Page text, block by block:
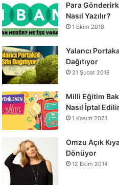
Para
Nasıl Yazılır?
1 Ekim 2018
Yalancı
Dağıtıyor
21 Şubat 2018
Milli Eğitim
Nasıl İptal
1 Kasım 2021
Omzu Açık
Dönüyor
12 Ekim 2014